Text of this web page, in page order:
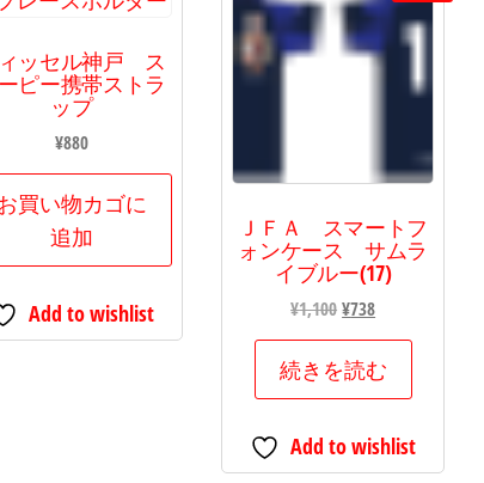
ッセル神戸 ス
ピー携帯ストラ
ップ
¥880
買い物カゴに
追加
Add to wishlist
ＪＦＡ スマートフ
ォンケース サムラ
イブルー(17)
¥1,100元
の
価
格
¥1,100
¥738現
在
の
価
は
続きを読む
Add to wishlist